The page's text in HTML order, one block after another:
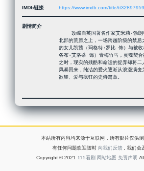
IMDb链接 https://www.imdb.com/title/
剧情简介
北部的荒原之上，一场跨越阶级的禁忌
的女儿凯茜（玛格特·罗比 饰）与被
各布·艾洛蒂 饰）青梅竹马，灵魂契合
之时，现实的残酷和命运的捉弄却将
风暴回来，纯洁的爱火逐渐从浪漫演
欲望、爱与疯狂的史诗篇章。
本站所有内容均来源于互联网，所有影片仅供测
有任何问题欢迎随时向我们反馈
, 我们会
Copyright © 2021 115看剧 网站地图 免责声明